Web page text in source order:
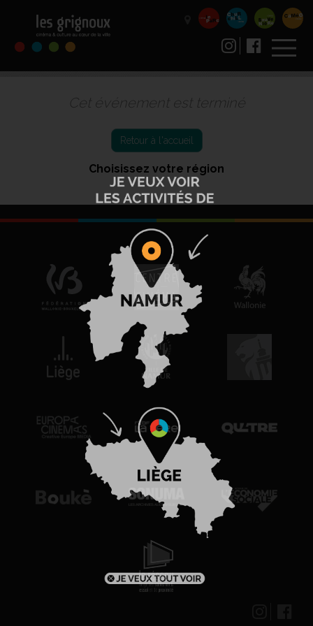
Cet événement est terminé
Retour à l'accueil
Choisissez votre région